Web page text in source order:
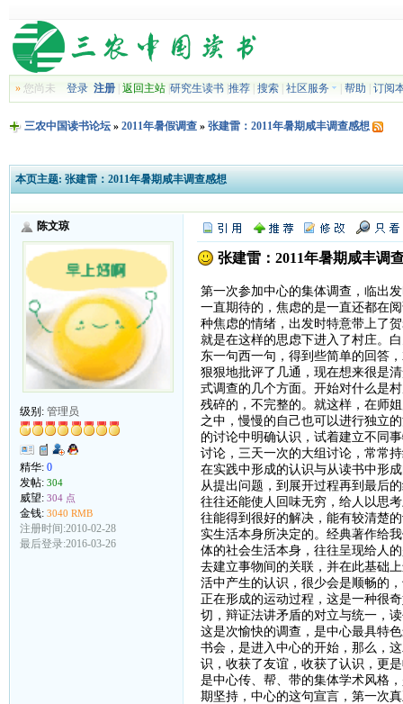
»您尚未 登录 注册| 返回主站| 研究生读书| 推荐| 搜索| 社区服务 帮助 订阅
三农中国读书论坛» 2011年暑假调查» 张建雷：2011年暑期咸丰调查感想
本页主题: 张建雷：2011年暑期咸丰调查感想
陈文琼
级别: 管理员
精华: 0
发帖: 304
威望: 304 点
金钱: 3040 RMB
注册时间:2010-02-28
最后登录:2016-03-26
张建雷：2011年暑期咸丰调
第一次参加中心的集体调查，临出
一直期待的，焦虑的是一直还都在
种焦虑的情绪，出发时特意带上了
就是在这样的思虑下进入了村庄。
东一句西一句，得到些简单的回答
狠狠地批评了几通，现在想来很是
式调查的几个方面。开始对什么是
残碎的，不完整的。就这样，在师
之中，慢慢的自己也可以进行独立
的讨论中明确认识，试着建立不同
讨论，三天一次的大组讨论，常常
在实践中形成的认识与从读书中形
从提出问题，到展开过程再到最后
往往还能使人回味无穷，给人以思
往能得到很好的解决，能有较清楚
实生活本身所决定的。经典著作给
体的社会生活本身，往往呈现给人
去建立事物间的关联，并在此基础
活中产生的认识，很少会是顺畅的
正在形成的运动过程，这是一种很
切，辩证法讲矛盾的对立与统一，
这是次愉快的调查，是中心最具特
书会，是进入中心的开始，那么，
识，收获了友谊，收获了认识，更
是中心传、帮、带的集体学术风格
期坚持，中心的这句宣言，第一次